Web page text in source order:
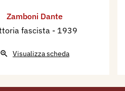
e Medaglie
7 maggio 1939 alla
Sindacato
Zamboni Dante
fascista - 1939
Visualizza scheda